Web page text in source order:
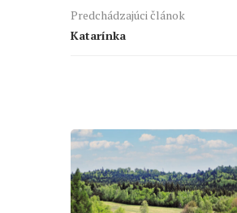
Predchádzajúci článok
Katarínka